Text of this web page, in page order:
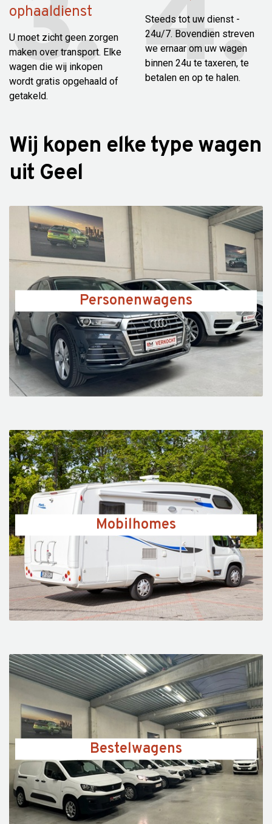
ophaaldienst
U moet zicht geen zorgen
maken over transport. Elke
wagen die wij inkopen
wordt gratis opgehaald of
getakeld.
Steeds tot uw dienst -
24u/7. Bovendien streven
we ernaar om uw wagen
binnen 24u te taxeren, te
betalen en op te halen.
Wij kopen elke type wagen
uit Geel
Personenwagens
Mobilhomes
Bestelwagens